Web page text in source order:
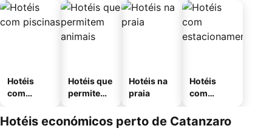
Hotéis
com
Hotéis que
permitem
Hotéis na
praia
Hotéis
com
mento
Hotéis económicos perto de Catanzaro